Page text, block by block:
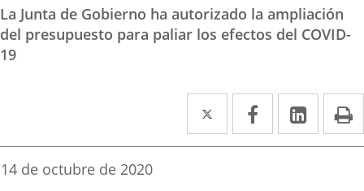
La Junta de Gobierno ha autorizado la ampliación
del presupuesto para paliar los efectos del COVID-
19
Twitter
Enlace
a
Facebook
Enlace
a
Enlace
a
Fecha
14 de octubre de 2020